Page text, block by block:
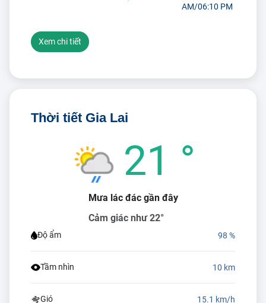
AM/06:10 PM
Xem chi tiết
Thời tiết Gia Lai
21 °
Mưa lác đác gần đây
Cảm giác như 22°
Độ ẩm 98 %
Tầm nhìn 10 km
Gió 15.1 km/h